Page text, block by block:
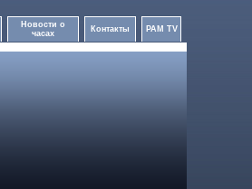
Новости о
часах
Контакты PAM TV